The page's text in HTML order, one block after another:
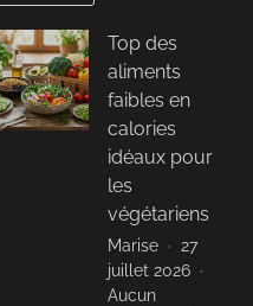
Top des
aliments
faibles en
calories
idéaux pour
les
végétariens
Marise
27
juillet 2026
Aucun